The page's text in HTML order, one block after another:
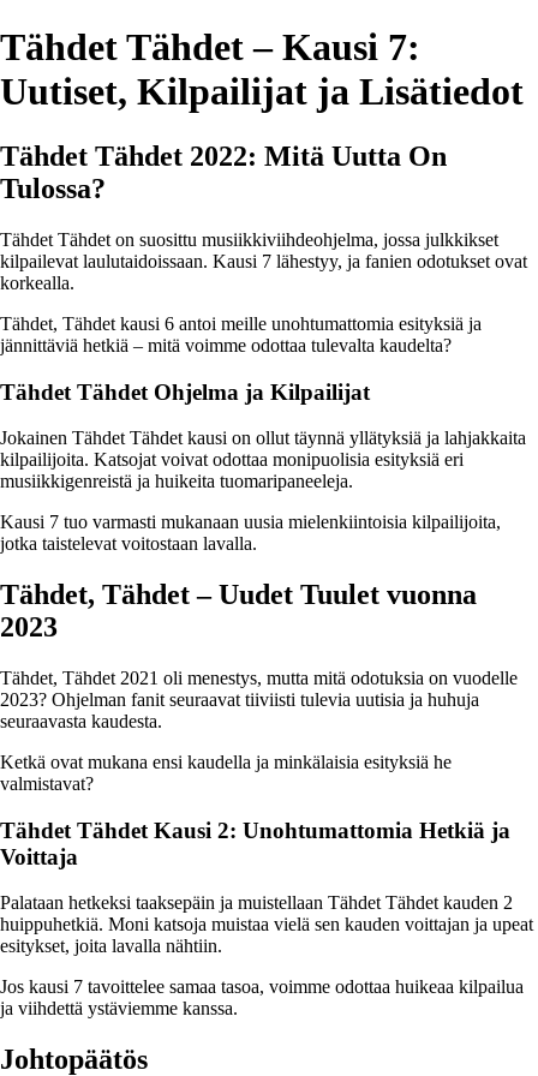
Tähdet Tähdet – Kausi 7:
Uutiset, Kilpailijat ja Lisätiedot
Tähdet Tähdet 2022: Mitä Uutta On
Tulossa?
Tähdet Tähdet on suosittu musiikkiviihdeohjelma, jossa julkkikset
kilpailevat laulutaidoissaan. Kausi 7 lähestyy, ja fanien odotukset ovat
korkealla.
Tähdet, Tähdet kausi 6 antoi meille unohtumattomia esityksiä ja
jännittäviä hetkiä – mitä voimme odottaa tulevalta kaudelta?
Tähdet Tähdet Ohjelma ja Kilpailijat
Jokainen Tähdet Tähdet kausi on ollut täynnä yllätyksiä ja lahjakkaita
kilpailijoita. Katsojat voivat odottaa monipuolisia esityksiä eri
musiikkigenreistä ja huikeita tuomaripaneeleja.
Kausi 7 tuo varmasti mukanaan uusia mielenkiintoisia kilpailijoita,
jotka taistelevat voitostaan lavalla.
Tähdet, Tähdet – Uudet Tuulet vuonna
2023
Tähdet, Tähdet 2021 oli menestys, mutta mitä odotuksia on vuodelle
2023? Ohjelman fanit seuraavat tiiviisti tulevia uutisia ja huhuja
seuraavasta kaudesta.
Ketkä ovat mukana ensi kaudella ja minkälaisia esityksiä he
valmistavat?
Tähdet Tähdet Kausi 2: Unohtumattomia Hetkiä ja
Voittaja
Palataan hetkeksi taaksepäin ja muistellaan Tähdet Tähdet kauden 2
huippuhetkiä. Moni katsoja muistaa vielä sen kauden voittajan ja upeat
esitykset, joita lavalla nähtiin.
Jos kausi 7 tavoittelee samaa tasoa, voimme odottaa huikeaa kilpailua
ja viihdettä ystäviemme kanssa.
Johtopäätös